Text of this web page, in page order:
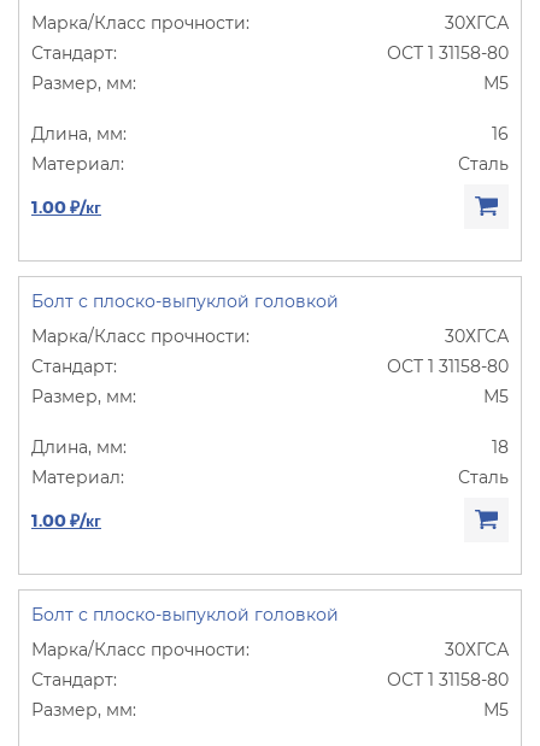
30ХГСА
ОСТ 1 31158-80
М5
16
Сталь
1.00 ₽/кг
Болт с плоско-выпуклой головкой
30ХГСА
ОСТ 1 31158-80
М5
18
Сталь
1.00 ₽/кг
Болт с плоско-выпуклой головкой
30ХГСА
ОСТ 1 31158-80
М5